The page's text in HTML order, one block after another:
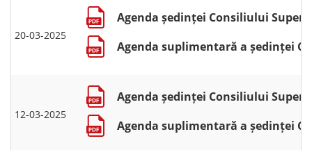
20-03-2025
Agenda ședinței Consiliului
Agenda suplimentară a ședinței
12-03-2025
Agenda ședinței Consiliului
Agenda suplimentară a ședinței